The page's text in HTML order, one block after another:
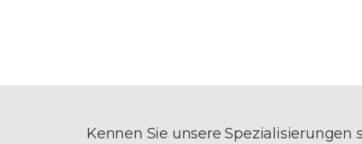
Kennen Sie unsere Spezialisierungen